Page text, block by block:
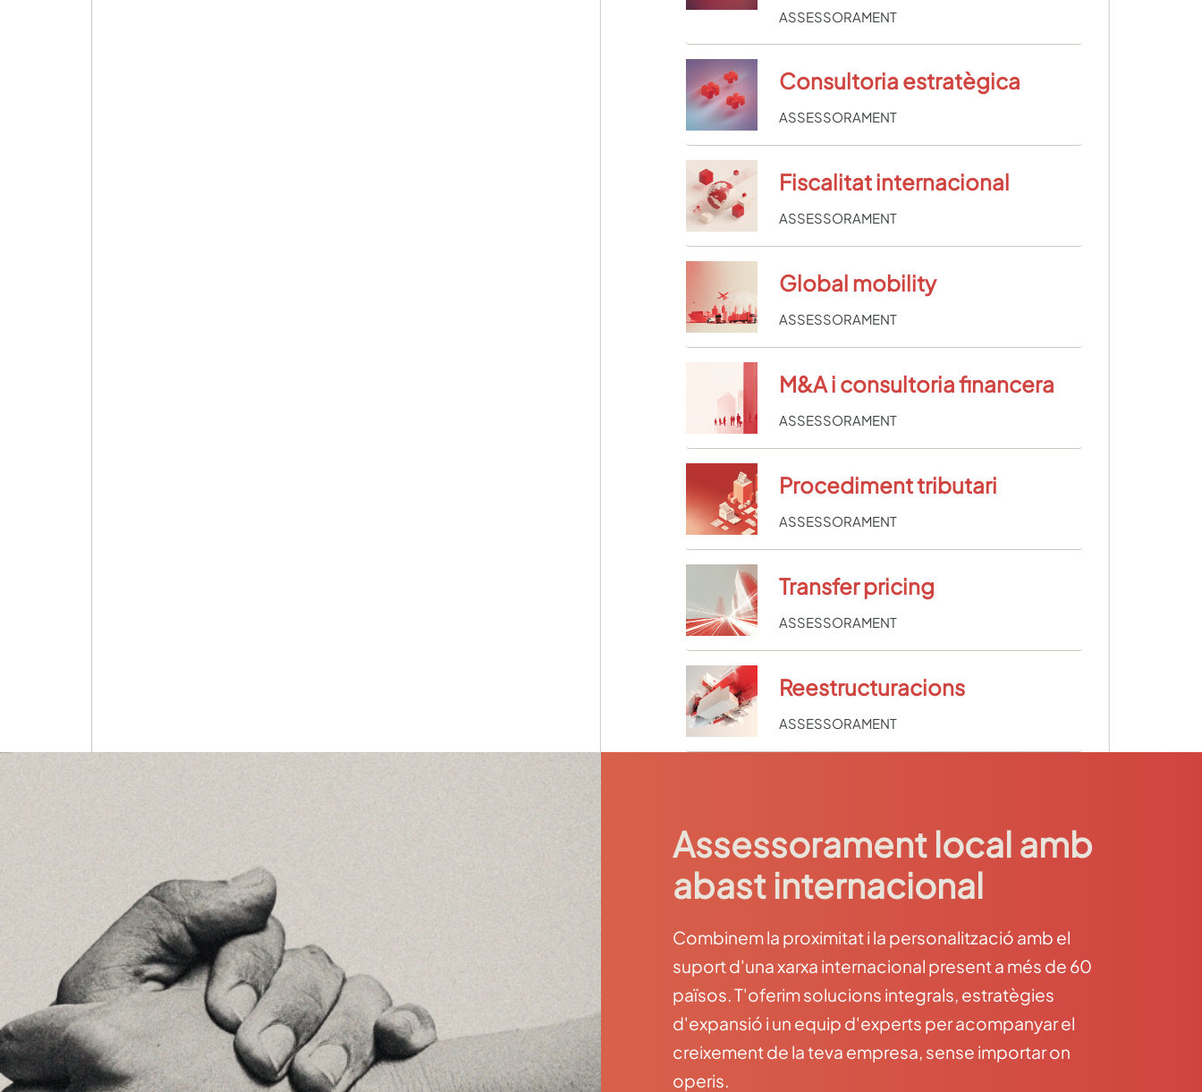
ASSESSORAMENT
Consultoria estratègica
ASSESSORAMENT
Fiscalitat internacional
ASSESSORAMENT
Global mobility
ASSESSORAMENT
M&A i consultoria financera
ASSESSORAMENT
Procediment tributari
ASSESSORAMENT
Transfer pricing
ASSESSORAMENT
Reestructuracions
ASSESSORAMENT
Assessorament local amb
abast internacional
Combinem la proximitat i la personalització amb el
suport d'una xarxa internacional present a més de 60
països. T'oferim solucions integrals, estratègies
d'expansió i un equip d'experts per acompanyar el
creixement de la teva empresa, sense importar on
operis.